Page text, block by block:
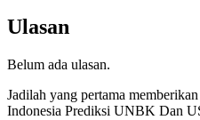
Ulasan
Belum ada ulasan.
Jadilah yang pertama
Indonesia Prediksi UNBK Dan